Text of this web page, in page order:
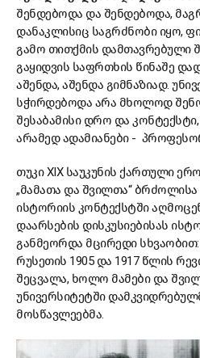
შენდებოდა და შენდებოდა,
დანაკლისიც საგრძნობი იყო,
გამო თითქმის დამთავრებული
გაყიდვის საფრთხის წინაშე
აშენდა, აშენდა გიმნაზიად.
სჭირდებოდა არა მხოლოდ
შესაბამისი დრო და
არამედ ადამიანები -
თუკი XIX საუკუნის ქართული
„მამათა და შვილთა“
ისტორიის კონტექსტში
დაარსების დისკუსიებისას
განმეორდა მცირედი
რუსეთის 1905 და 1917 წლის
შეცვალა, ხოლო მამები და
უნივერსიტეტში
მოსწავლეებმა.